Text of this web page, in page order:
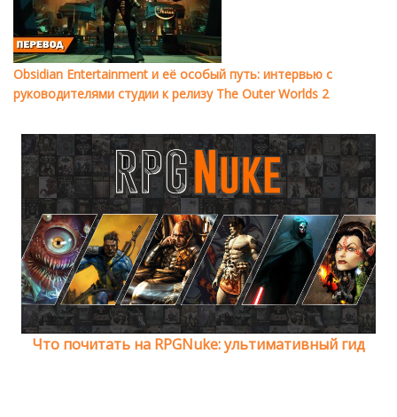
Obsidian Entertainment и её особый путь: интервью с
руководителями студии к релизу The Outer Worlds 2
Что почитать на RPGNuke: ультимативный гид